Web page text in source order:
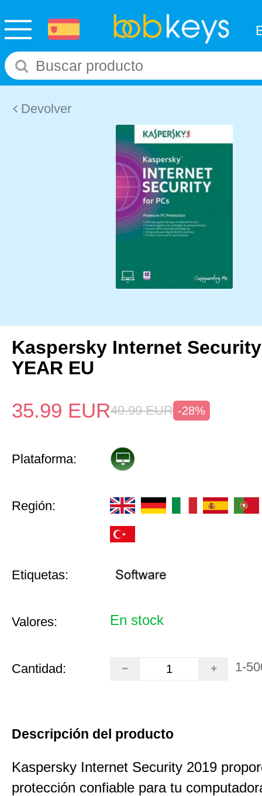
Devolver
Kaspersky Internet
YEAR EU
35.99 EUR49.99 EUR -28%
Plataforma:
Región:
Etiquetas:
Valores: En stock
Cantidad: 1-
Descripción del producto
Kaspersky Internet Security 2019
protección confiable para tu